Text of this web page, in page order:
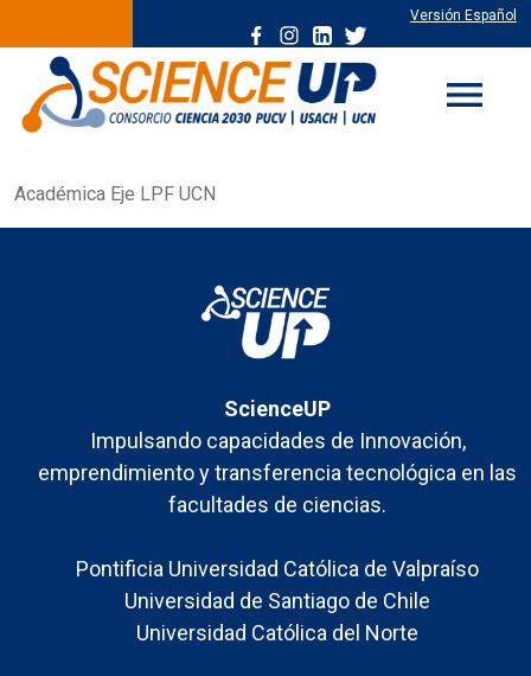
Versión Español
menu
Académica Eje LPF UCN
ScienceUP
Impulsando capacidades de Innovación,
emprendimiento y transferencia tecnológica en las
facultades de ciencias.
Pontificia Universidad Católica de Valpraíso
Universidad de Santiago de Chile
Universidad Católica del Norte